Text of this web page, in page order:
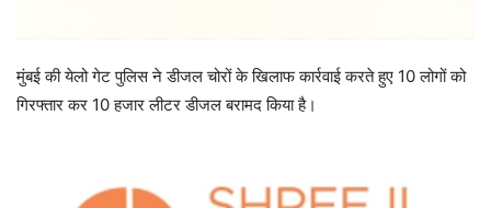
मुंबई की येलो गेट पुलिस ने डीजल चोरों के खिलाफ कार्रवाई करते हुए 10 लोगों को
गिरफ्तार कर 10 हजार लीटर डीजल बरामद किया है।